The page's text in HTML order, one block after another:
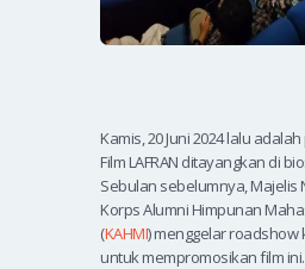
Kamis, 20 Juni 2024 lalu
Film LAFRAN ditayangkan di
Sebulan sebelumnya, Majelis
Korps Alumni Himpunan
(KAHMI) menggelar roadshow
untuk mempromosikan film ini.